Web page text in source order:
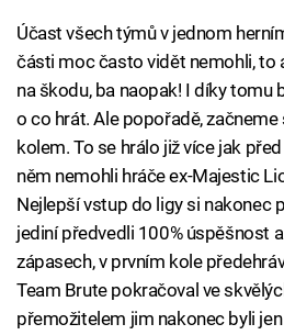
Účast všech týmů v jednom
části moc často vidět nemohli, to
na škodu, ba naopak! I díky tomu
o co hrát. Ale popořadě,
kolem. To se hrálo již více jak
něm nemohli hráče ex-Majestic
Nejlepší vstup do ligy si nakonec
jediní předvedli 100% úspěšnost
zápasech, v prvním kole
Team Brute pokračoval ve
přemožitelem jim nakonec byli